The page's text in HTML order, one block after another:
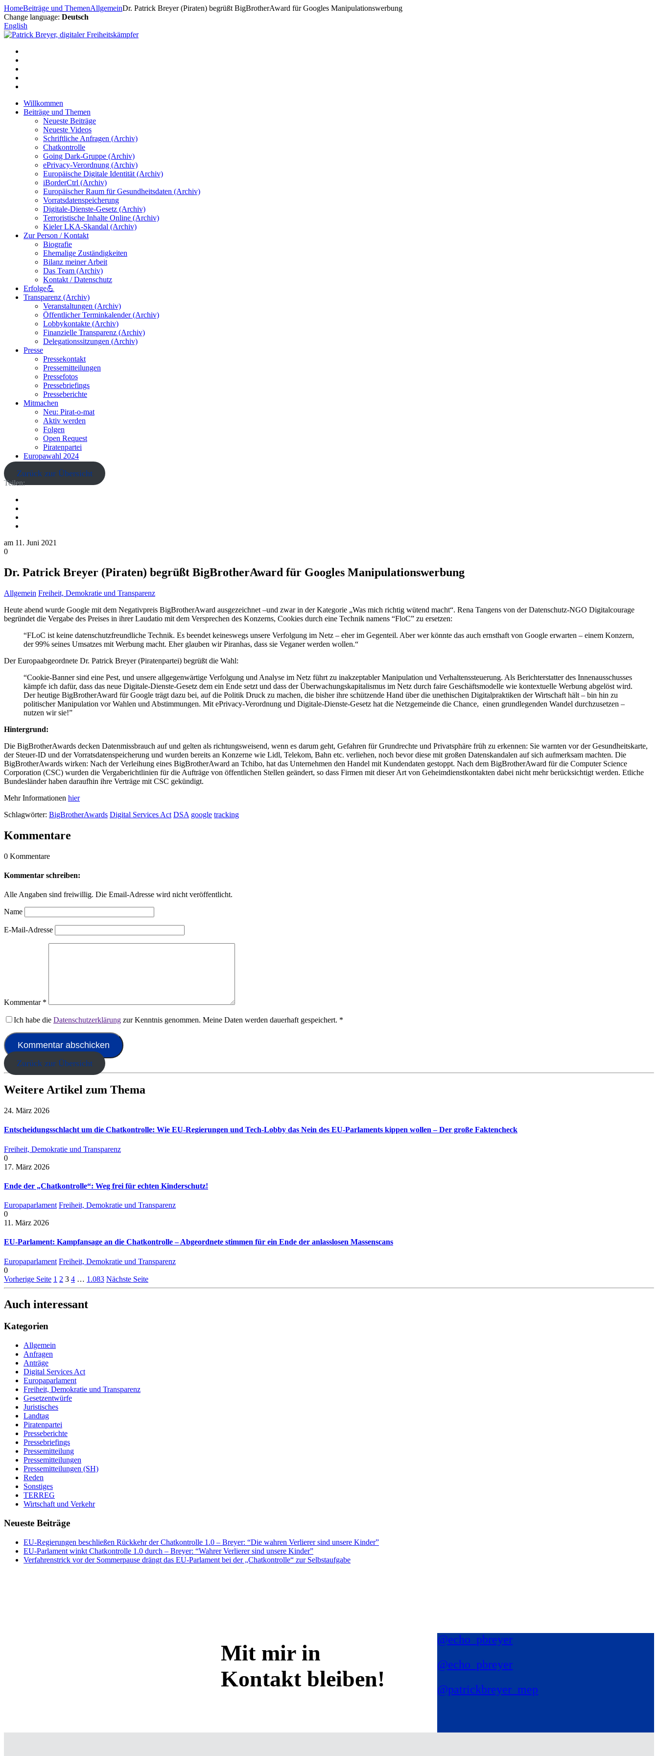
Zum
Inhalt
springen
HomeBeiträge und ThemenAllgemeinDr. Patrick Breyer (Piraten) begrüßt BigBrotherAward für Googles Manipulationswerbung
Change language: Deutsch
English
Willkommen
Beiträge und Themen
Neueste Beiträge
Neueste Videos
Schriftliche Anfragen (Archiv)
Chatkontrolle
Going Dark-Gruppe (Archiv)
ePrivacy-Verordnung (Archiv)
Europäische Digitale Identität (Archiv)
iBorderCtrl (Archiv)
Europäischer Raum für Gesundheitsdaten (Archiv)
Vorratsdatenspeicherung
Digitale-Dienste-Gesetz (Archiv)
Terroristische Inhalte Online (Archiv)
Kieler LKA-Skandal (Archiv)
Zur Person / Kontakt
Biografie
Ehemalige Zuständigkeiten
Bilanz meiner Arbeit
Das Team (Archiv)
Kontakt / Datenschutz
Erfolge💪
Transparenz (Archiv)
Veranstaltungen (Archiv)
Öffentlicher Terminkalender (Archiv)
Lobbykontakte (Archiv)
Finanzielle Transparenz (Archiv)
Delegationssitzungen (Archiv)
Presse
Pressekontakt
Pressemitteilungen
Pressefotos
Pressebriefings
Presseberichte
Mitmachen
Neu: Pirat-o-mat
Aktiv werden
Folgen
Open Request
Piratenpartei
Europawahl 2024
Zurück zur Übersicht
Teilen:
am 11. Juni 2021
0
Dr. Patrick Breyer (Piraten) begrüßt BigBrotherAward für Googles Manipulationswerbung
Allgemein Freiheit, Demokratie und Transparenz
Heute abend wurde Google mit dem Negativpreis BigBrotherAward ausgezeichnet –und zwar in der Kategorie „Was mich richtig wütend macht“. Rena Tangens von der Datenschutz-NGO Digitalcourage
begründet die Vergabe des Preises in ihrer Laudatio mit dem Versprechen des Konzerns, Cookies durch eine Technik namens “FloC” zu ersetzen:
“FLoC ist keine datenschutzfreundliche Technik. Es beendet keineswegs unsere Verfolgung im Netz – eher im Gegenteil. Aber wer könnte das auch ernsthaft von Google erwarten – einem Konzern,
der 99% seines Umsatzes mit Werbung macht. Eher glauben wir Piranhas, dass sie Veganer werden wollen.“
Der Europaabgeordnete Dr. Patrick Breyer (Piratenpartei) begrüßt die Wahl:
“Cookie-Banner sind eine Pest, und unsere allgegenwärtige Verfolgung und Analyse im Netz führt zu inakzeptabler Manipulation und Verhaltenssteuerung. Als Berichterstatter des Innenausschusses
kämpfe ich dafür, dass das neue Digitale-Dienste-Gesetz dem ein Ende setzt und dass der Überwachungskapitalismus im Netz durch faire Geschäftsmodelle wie kontextuelle Werbung abgelöst wird.
Der heutige BigBrotherAward für Google trägt dazu bei, auf die Politik Druck zu machen, die bisher ihre schützende Hand über die unethischen Digitalpraktiken der Wirtschaft hält – bin hin zu
politischer Manipulation vor Wahlen und Abstimmungen. Mit ePrivacy-Verordnung und Digitale-Dienste-Gesetz hat die Netzgemeinde die Chance, einen grundlegenden Wandel durchzusetzen –
nutzen wir sie!”
Hintergrund:
Die BigBrotherAwards decken Datenmissbrauch auf und gelten als richtungsweisend, wenn es darum geht, Gefahren für Grundrechte und Privatsphäre früh zu erkennen: Sie warnten vor der Gesundheitskarte,
der Steuer-ID und der Vorratsdatenspeicherung und wurden bereits an Konzerne wie Lidl, Telekom, Bahn etc. verliehen, noch bevor diese mit großen Datenskandalen auf sich aufmerksam machten. Die
BigBrotherAwards wirken: Nach der Verleihung eines BigBrotherAward an Tchibo, hat das Unternehmen den Handel mit Kundendaten gestoppt. Nach dem BigBrotherAward für die Computer Science
Corporation (CSC) wurden die Vergaberichtlinien für die Aufträge von öffentlichen Stellen geändert, so dass Firmen mit dieser Art von Geheimdienstkontakten dabei nicht mehr berücksichtigt werden. Etliche
Bundesländer haben daraufhin ihre Verträge mit CSC gekündigt.
Mehr Informationen hier
Schlagwörter: BigBrotherAwards Digital Services Act DSA google tracking
Kommentare
0 Kommentare
Kommentar schreiben:
Alle Angaben sind freiwillig. Die Email-Adresse wird nicht veröffentlicht.
Name
E-Mail-Adresse
Kommentar *
Ich habe die Datenschutzerklärung zur Kenntnis genommen. Meine Daten werden dauerhaft gespeichert. *
Zurück zur Übersicht
Weitere Artikel zum Thema
24. März 2026
Entscheidungsschlacht um die Chatkontrolle: Wie EU-Regierungen und Tech-Lobby das Nein des EU-Parlaments kippen wollen – Der große Faktencheck
Freiheit, Demokratie und Transparenz
0
17. März 2026
Ende der „Chatkontrolle“: Weg frei für echten Kinderschutz!
Europaparlament Freiheit, Demokratie und Transparenz
0
11. März 2026
EU-Parlament: Kampfansage an die Chatkontrolle – Abgeordnete stimmen für ein Ende der anlasslosen Massenscans
Europaparlament Freiheit, Demokratie und Transparenz
0
Vorherige Seite 1 2 3 4 … 1.083 Nächste Seite
Auch interessant
Kategorien
Allgemein
Anfragen
Anträge
Digital Services Act
Europaparlament
Freiheit, Demokratie und Transparenz
Gesetzentwürfe
Juristisches
Landtag
Piratenpartei
Presseberichte
Pressebriefings
Pressemitteilung
Pressemitteilungen
Pressemitteilungen (SH)
Reden
Sonstiges
TERREG
Wirtschaft und Verkehr
Neueste Beiträge
EU-Regierungen beschließen Rückkehr der Chatkontrolle 1.0 – Breyer: “Die wahren Verlierer sind unsere Kinder”
EU-Parlament winkt Chatkontrolle 1.0 durch – Breyer: “Wahrer Verlierer sind unsere Kinder”
Verfahrenstrick vor der Sommerpause drängt das EU-Parlament bei der „Chatkontrolle“ zur Selbstaufgabe
Mit mir in
Kontakt bleiben!
@echo_pbreyer
@echo_pbreyer
@patrickbreyer_mep